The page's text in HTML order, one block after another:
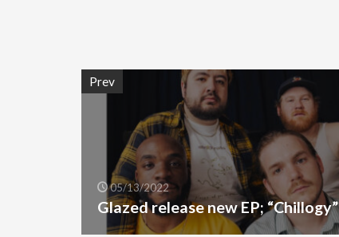
Prev
05/13/2022
Glazed release new EP; “Chillogy”